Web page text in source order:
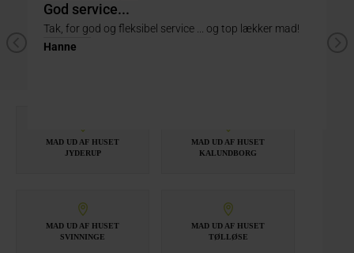
God service...
Tak, for god og fleksibel service ... og top lækker mad!
Hanne
MAD UD AF HUSET
JYDERUP
MAD UD AF HUSET
KALUNDBORG
MAD UD AF HUSET
SVINNINGE
MAD UD AF HUSET
TØLLØSE